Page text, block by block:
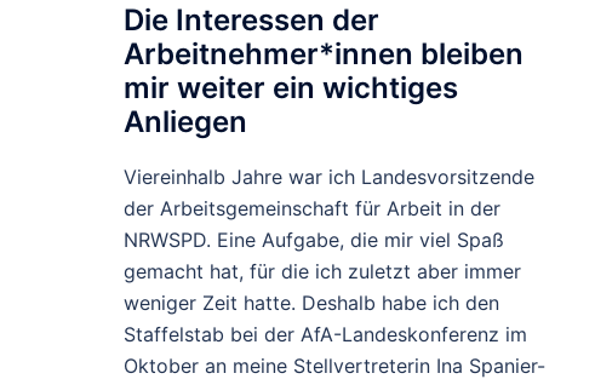
Die Interessen der
Arbeitnehmer*innen bleiben
mir weiter ein wichtiges
Anliegen
Viereinhalb Jahre war ich Landesvorsitzende
der Arbeitsgemeinschaft für Arbeit in der
NRWSPD. Eine Aufgabe, die mir viel Spaß
gemacht hat, für die ich zuletzt aber immer
weniger Zeit hatte. Deshalb habe ich den
Staffelstab bei der AfA-Landeskonferenz im
Oktober an meine Stellvertreterin Ina Spanier-